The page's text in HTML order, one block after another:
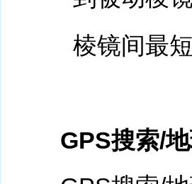
棱镜间最
GPS搜索/